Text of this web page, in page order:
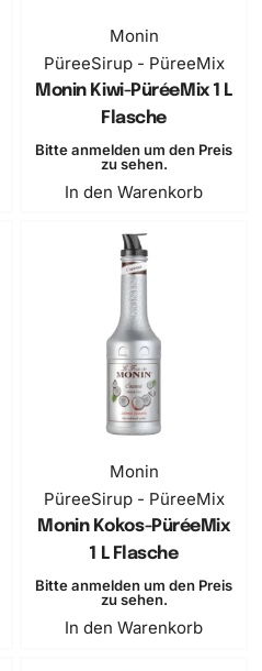
Monin
PüreeSirup - PüreeMix
Monin Kiwi-PüréeMix 1 L
Flasche
Bitte anmelden um den Preis
zu sehen.
In den Warenkorb
Monin
PüreeSirup - PüreeMix
Monin Kokos-PüréeMix
1 L Flasche
Bitte anmelden um den Preis
zu sehen.
In den Warenkorb